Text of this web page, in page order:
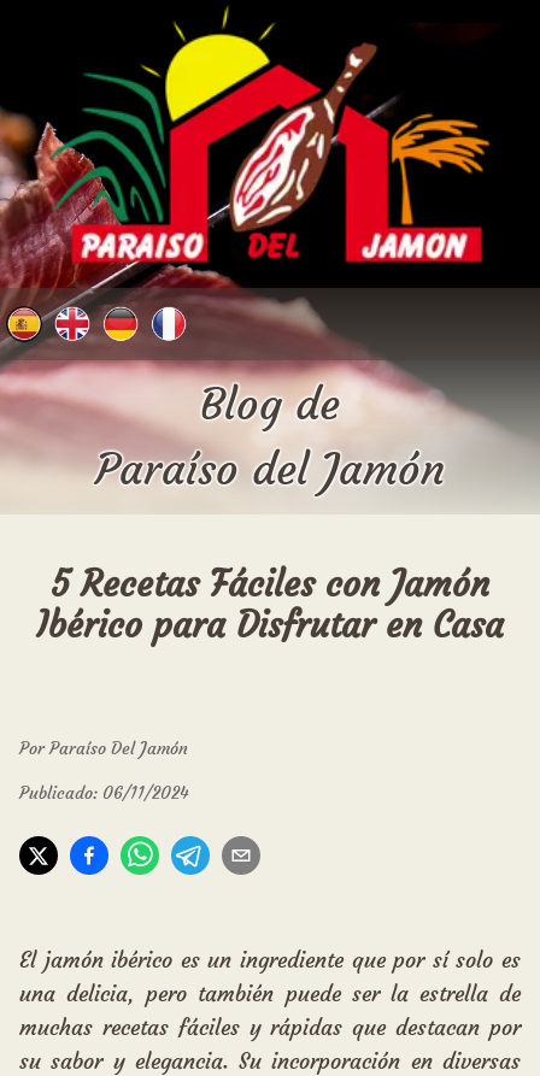
Blog de
Paraíso del Jamón
5 Recetas Fáciles con Jamón
Ibérico para Disfrutar en Casa
PorParaíso Del Jamón
Publicado: 06/11/2024
El jamón ibérico es un ingrediente que por sí solo es
una delicia, pero también puede ser la estrella de
muchas recetas fáciles y rápidas que destacan por
su sabor y elegancia. Su incorporación en diversas